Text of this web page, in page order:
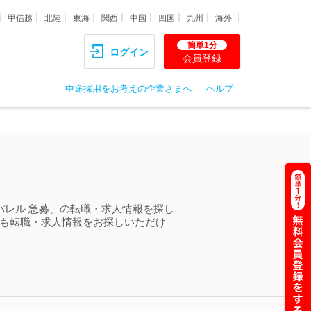
甲信越 北陸 東海 関西 中国 四国 九州 海外
ログイン
簡単1分
会員登録
中途採用をお考えの企業さまへ ヘルプ
ル 急募」の転職・求人情報を探し
転職・求人情報をお探しいただけ